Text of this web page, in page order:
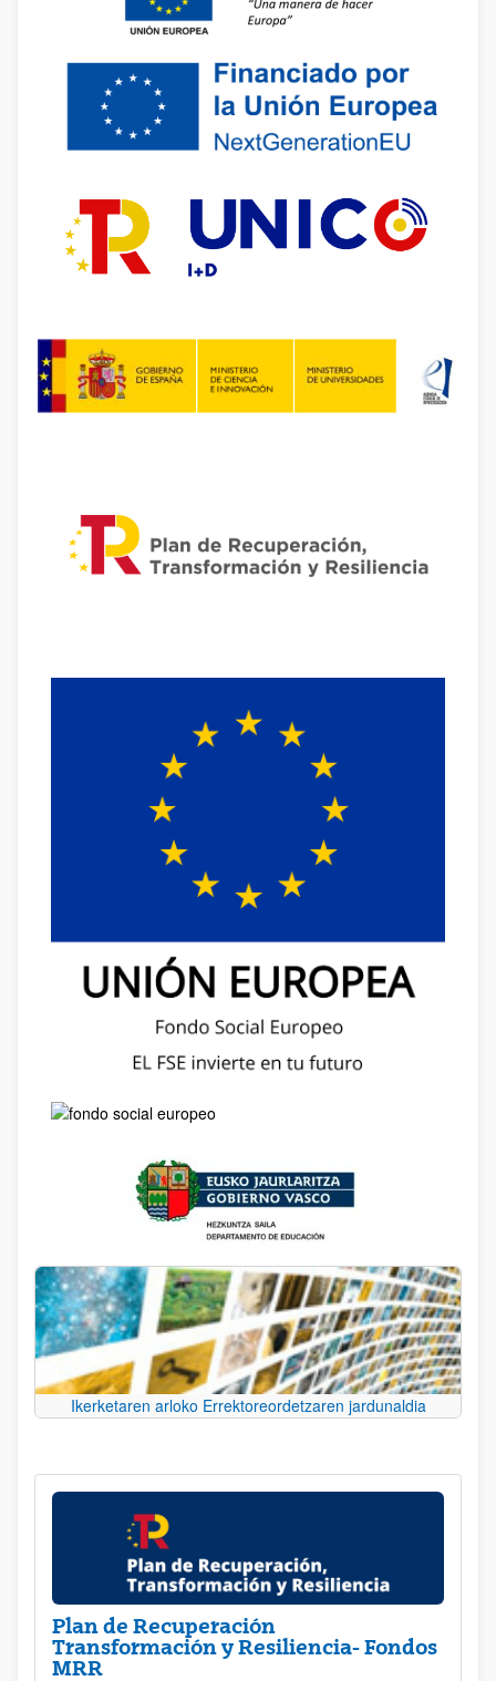
Ikerketaren arloko Errektoreordetzaren jardunaldia
Plan de Recuperación
Transformación y Resiliencia- Fondos
MRR